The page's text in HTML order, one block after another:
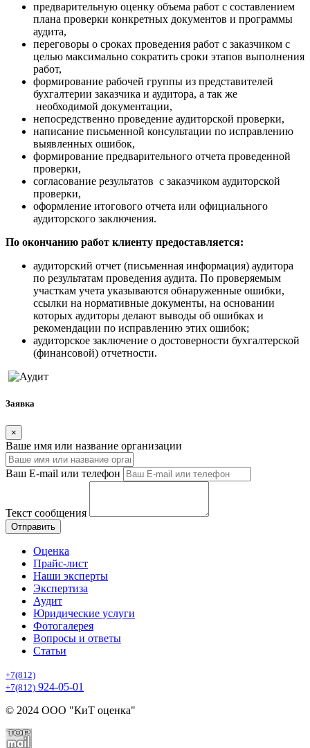
предварительную оценку объема работ с составлением
плана проверки конкретных документов и программы
аудита,
переговоры о сроках проведения работ с заказчиком с
целью максимально сократить сроки этапов выполнения
работ,
формирование рабочей группы из представителей
бухгалтерии заказчика и аудитора, а так же
необходимой документации,
непосредственно проведение аудиторской проверки,
написание письменной консультации по исправлению
выявленных ошибок,
формирование предварительного отчета проведенной
проверки,
согласование результатов с заказчиком аудиторской
проверки,
оформление итогового отчета или официального
аудиторского заключения.
По окончанию работ клиенту предоставляется:
аудиторский отчет (письменная информация) аудитора
по результатам проведения аудита. По проверяемым
участкам учета указываются обнаруженные ошибки,
ссылки на нормативные документы, на основании
которых аудиторы делают выводы об ошибках и
рекомендации по исправлению этих ошибок;
аудиторское заключение о достоверности бухгалтерской
(финансовой) отчетности.
Заявка
×
Ваше имя или название организации
Ваш E-mail или телефон
Текст сообщения
Отправить
Оценка
Прайс-лист
Наши эксперты
Экспертиза
Аудит
Юридические услуги
Фотогалерея
Вопросы и ответы
Статьи
+7(812)
+7(812) 924-05-01
© 2024 ООО "КиТ оценка"